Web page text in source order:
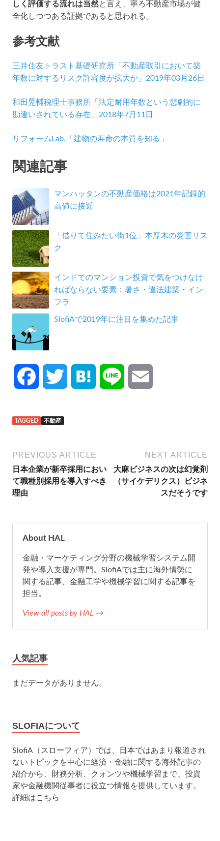
しく評価する流れは当然と言え、寧ろ不動産市場が健
全化しつつある証拠であると思われる。
参考文献
三井住友トラスト基礎研究所「不動産取引において築
年数に対するリスク許容度が拡大か」2019年03月26日
和田晃輔税理士事務所「法定耐用年数という悲劇的に
勘違いされている存在」2018年7月11日
リフォームLab.「建物の寿命の本質を知る」
関連記事
マンハッタンの不動産価格は2021年記録的
高値に接近
「借りて住みたい街1位」本厚木の災害リス
ク
インドでのマンション投資で気をつけなけ
ればならない要素：暑さ・違法建築・イン
フラ
SlofiAで2019年に注目を集めた記事
c
e
b
o
t
t
r
n
i
l
TAGGED 不動産
PREVIOUS ARTICLE
日本企業が新卒採用におい
て職種別採用を導入すべき
理由
NEXT ARTICLE
大麻ビジネスの次は幻覚剤
（サイケデリクス）ビジネ
スだそうです
About HAL
金融・マーケティング分野の機械学習システム開
発や導入支援が専門。SlofiAでは主に海外情勢に
関する記事、金融工学や機械学習に関する記事を
担当。
View all posts by HAL →
人気記事
まだデータがありません。
SLOFIAについて
SlofiA（スローフィア）では、日本ではあまり報道され
ないトピックを中心に経済・金融に関する海外記事の
紹介から、財務分析、クォンツや機械学習まで、投資
家や金融機関従事者に役立つ情報を提供しています。
詳細はこちら